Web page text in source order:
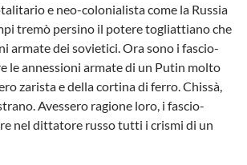
e neo-colonialista come la Russia
tremò persino il potere togliattiano che
armate dei sovietici. Ora sono i fascio-
le annessioni armate di un Putin molto
zarista e della cortina di ferro. Chissà,
Avessero ragione loro, i fascio-
nel dittatore russo tutti i crismi di un